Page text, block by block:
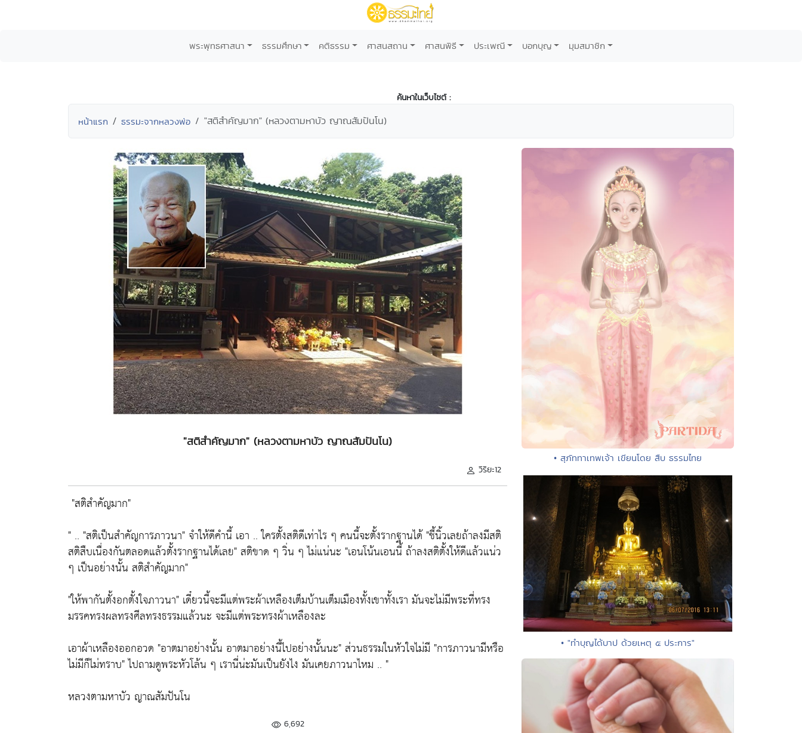
พระพุทธศาสนา ธรรมศึกษา คติธรรม ศาสนสถาน ศาสนพิธี ประเพณี บอกบุญ มุมสมาชิก
ค้นหาในเว็บไซต์ :
หน้าแรก ธรรมะจากหลวงพ่อ "สติสำคัญมาก" (หลวงตามหาบัว ญาณสัมปันโน)
"สติสำคัญมาก" (หลวงตามหาบัว ญาณสัมปันโน)
วิริยะ12
"สติสำคัญมาก"
" .. "สติเป็นสำคัญการภาวนา"จำให้ดีคำนี้ เอา .. ใครตั้งสติดีเท่าไร ๆ คนนี้จะตั้งรากฐานได้"ชี้นิ้วเลยถ้าลงมีสติ
สติสืบเนื่องกันตลอดแล้วตั้งรากฐานได้เลย"สติขาด ๆ วิ่น ๆ ไม่แน่นะ "เอนโน้นเอนนี้ ถ้าลงสติตั้งให้ดีแล้วแน่ว
ๆ เป็นอย่างนั้น สติสำคัญมาก"
"ให้พากันตั้งอกตั้งใจภาวนา" เดี๋ยวนี้จะมีแต่พระผ้าเหลืองเต็มบ้านเต็มเมืองทั้งเขาทั้งเรา มันจะไม่มีพระที่ทรง
มรรคทรงผลทรงศีลทรงธรรมแล้วนะ จะมีแต่พระทรงผ้าเหลืองละ
เอาผ้าเหลืองออกอวด "อาตมาอย่างนั้น อาตมาอย่างนี้ไปอย่างนั้นนะ"ส่วนธรรมในหัวใจไม่มี "การภาวนามีหรือ
ไม่มีก็ไม่ทราบ"ไปถามดูพระหัวโล้น ๆ เรานี่น่ะมันเป็นยังไง มันเคยภาวนาไหม .. "
หลวงตามหาบัว ญาณสัมปันโน
6,692
• สุภัททาเทพเจ้า เขียนโดย สืบ ธรรมไทย
• "ทำบุญได้บาป ด้วยเหตุ ๕ ประการ"